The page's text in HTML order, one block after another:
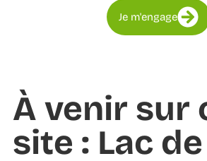
Je m'engage
À venir sur
site : Lac de